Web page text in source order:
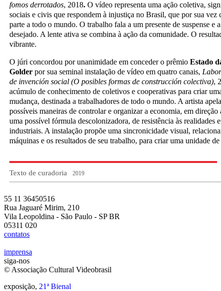
exposição, 21ª Bienal
fomos derrotados, 2018. O vídeo representa uma ação coletiva,
sociais e civis que respondem à injustiça no Brasil, que por sua vez
parte a todo o mundo. O trabalho fala a um presente de suspense e
desejado. A lente ativa se combina à ação da comunidade. O
vibrante.
O júri concordou por unanimidade em conceder o prêmio Estado
Golder por sua seminal instalação de vídeo em quatro canais,
de invención social (O posibles formas de construcción colectiva),
acúmulo de conhecimento de coletivos e cooperativas para criar
mudança, destinada a trabalhadores de todo o mundo. A artista
possíveis maneiras de controlar e organizar a economia, em direção
uma possível fórmula descolonizadora, de resistência às realidades
industriais. A instalação propõe uma sincronicidade visual,
máquinas e os resultados de seu trabalho, para criar uma unidade
Texto de curadoria 2019
55 11 36450516
Rua Jaguaré Mirim, 210
Vila Leopoldina - São Paulo - SP BR
05311 020
contatos
imprensa
siga-nos
© Associação Cultural Videobrasil